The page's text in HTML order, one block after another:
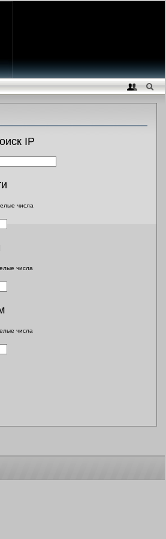
IP
числа
числа
числа